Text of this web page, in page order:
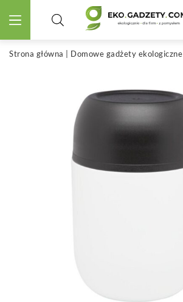
Strona główna Domowe gadżety ekologiczne